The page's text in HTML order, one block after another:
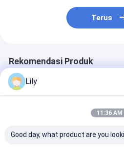
Terus
Rekomendasi Produk
Lily
11:36 AM
Good day, what product are you